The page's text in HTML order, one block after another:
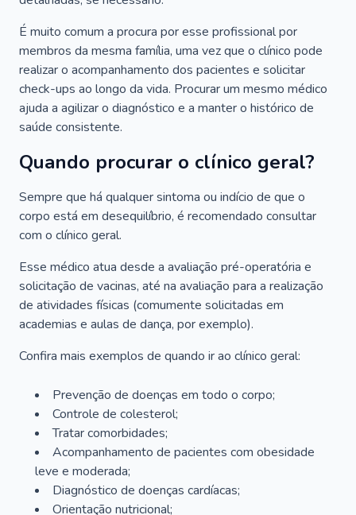
É muito comum a procura por esse profissional por
membros da mesma família, uma vez que o clínico pode
realizar o acompanhamento dos pacientes e solicitar
check-ups ao longo da vida. Procurar um mesmo médico
ajuda a agilizar o diagnóstico e a manter o histórico de
saúde consistente.
Quando procurar o clínico geral?
Sempre que há qualquer sintoma ou indício de que o
corpo está em desequilíbrio, é recomendado consultar
com o clínico geral.
Esse médico atua desde a avaliação pré-operatória e
solicitação de vacinas, até na avaliação para a realização
de atividades físicas (comumente solicitadas em
academias e aulas de dança, por exemplo).
Confira mais exemplos de quando ir ao clínico geral:
Prevenção de doenças em todo o corpo;
Controle de colesterol;
Tratar comorbidades;
Acompanhamento de pacientes com obesidade
leve e moderada;
Diagnóstico de doenças cardíacas;
Orientação nutricional;